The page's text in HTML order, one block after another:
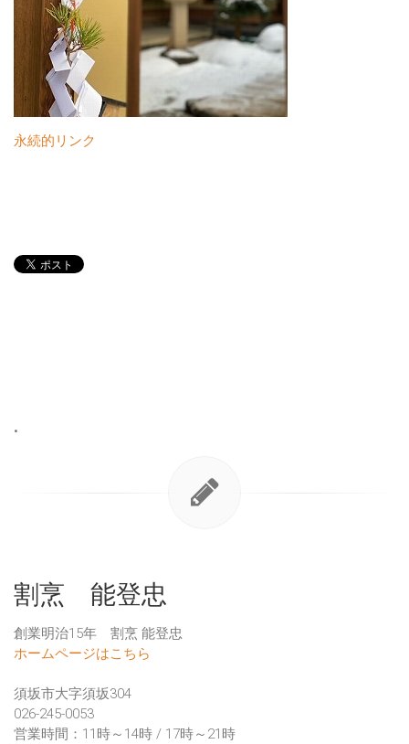
永続的リンク
•
割烹 能登忠
創業明治15年 割烹 能登忠
ホームページはこちら
須坂市大字須坂304
026-245-0053
営業時間：11時～14時 / 17時～21時